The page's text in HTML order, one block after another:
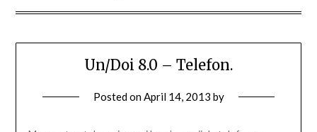
Un/Doi 8.0 – Telefon.
Posted onApril 14, 2013 by